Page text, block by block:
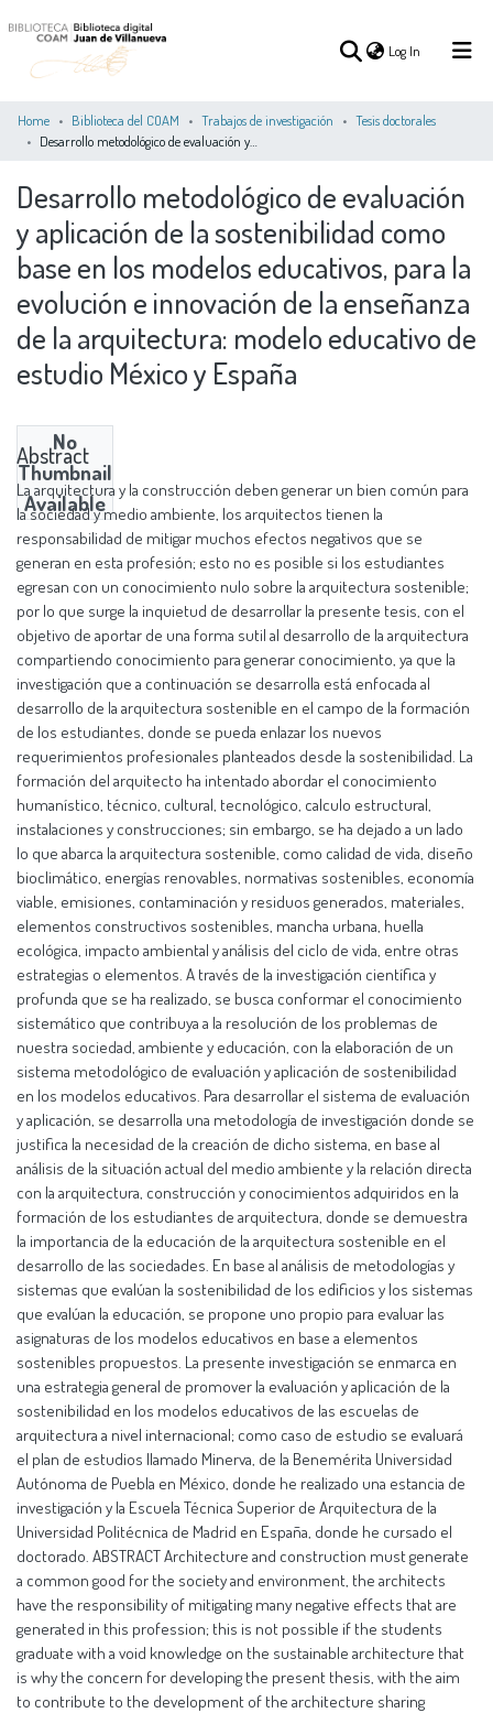
Log In (current)
COMMUNITIES
COLLECTIONS
ALL OF DSPACE
STATISTICS
Home Biblioteca del COAM Trabajos de investigación
Tesis doctorales
Desarrollo metodológico de evaluación
y aplicación de la sostenibilidad como
base en los modelos educativos, para la
evolución e innovación de la enseñanza
de la arquitectura: modelo educativo de
estudio México y España
No
Thumbnail
Available
Abstract
La arquitectura y la construcción deben generar un bien común para
la sociedad y medio ambiente, los arquitectos tienen la
responsabilidad de mitigar muchos efectos negativos que se
generan en esta profesión; esto no es posible si los estudiantes
egresan con un conocimiento nulo sobre la arquitectura sostenible;
por lo que surge la inquietud de desarrollar la presente tesis, con el
objetivo de aportar de una forma sutil al desarrollo de la arquitectura
compartiendo conocimiento para generar conocimiento, ya que la
investigación que a continuación se desarrolla está enfocada al
desarrollo de la arquitectura sostenible en el campo de la formación
de los estudiantes, donde se pueda enlazar los nuevos
requerimientos profesionales planteados desde la sostenibilidad. La
formación del arquitecto ha intentado abordar el conocimiento
humanístico, técnico, cultural, tecnológico, calculo estructural,
instalaciones y construcciones; sin embargo, se ha dejado a un lado
lo que abarca la arquitectura sostenible, como calidad de vida, diseño
bioclimático, energías renovables, normativas sostenibles, economía
viable, emisiones, contaminación y residuos generados, materiales,
elementos constructivos sostenibles, mancha urbana, huella
ecológica, impacto ambiental y análisis del ciclo de vida, entre otras
estrategias o elementos. A través de la investigación científica y
profunda que se ha realizado, se busca conformar el conocimiento
sistemático que contribuya a la resolución de los problemas de
nuestra sociedad, ambiente y educación, con la elaboración de un
sistema metodológico de evaluación y aplicación de sostenibilidad
en los modelos educativos. Para desarrollar el sistema de evaluación
y aplicación, se desarrolla una metodología de investigación donde se
justifica la necesidad de la creación de dicho sistema, en base al
análisis de la situación actual del medio ambiente y la relación directa
con la arquitectura, construcción y conocimientos adquiridos en la
formación de los estudiantes de arquitectura, donde se demuestra
la importancia de la educación de la arquitectura sostenible en el
desarrollo de las sociedades. En base al análisis de metodologías y
sistemas que evalúan la sostenibilidad de los edificios y los sistemas
que evalúan la educación, se propone uno propio para evaluar las
asignaturas de los modelos educativos en base a elementos
sostenibles propuestos. La presente investigación se enmarca en
una estrategia general de promover la evaluación y aplicación de la
sostenibilidad en los modelos educativos de las escuelas de
arquitectura a nivel internacional; como caso de estudio se evaluará
el plan de estudios llamado Minerva, de la Benemérita Universidad
Autónoma de Puebla en México, donde he realizado una estancia de
investigación y la Escuela Técnica Superior de Arquitectura de la
Universidad Politécnica de Madrid en España, donde he cursado el
doctorado. ABSTRACT Architecture and construction must generate
a common good for the society and environment, the architects
have the responsibility of mitigating many negative effects that are
generated in this profession; this is not possible if the students
graduate with a void knowledge on the sustainable architecture that
is why the concern for developing the present thesis, with the aim
to contribute to the development of the architecture sharing